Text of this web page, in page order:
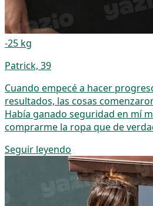
-25 kg
Patrick, 39
Cuando empecé a hacer
resultados, las cosas
Había ganado seguridad en mí
comprarme la ropa que de
Seguir leyendo